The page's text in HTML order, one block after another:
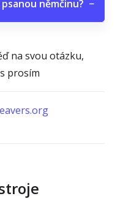
němčinu? −
na svou otázku,
prosím